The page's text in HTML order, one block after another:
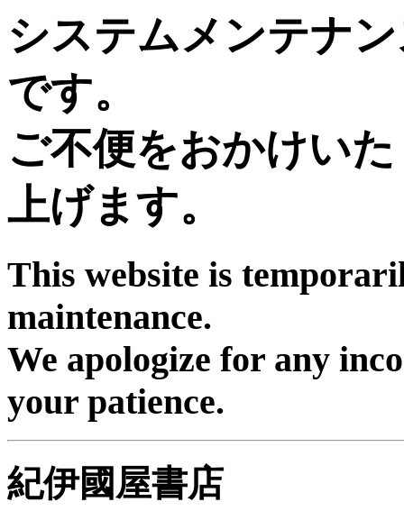
システムメンテナ
です。
ご不便をおかけい
上げます。
This website is
maintenance.
We apologize for any
your patience.
紀伊國屋書店